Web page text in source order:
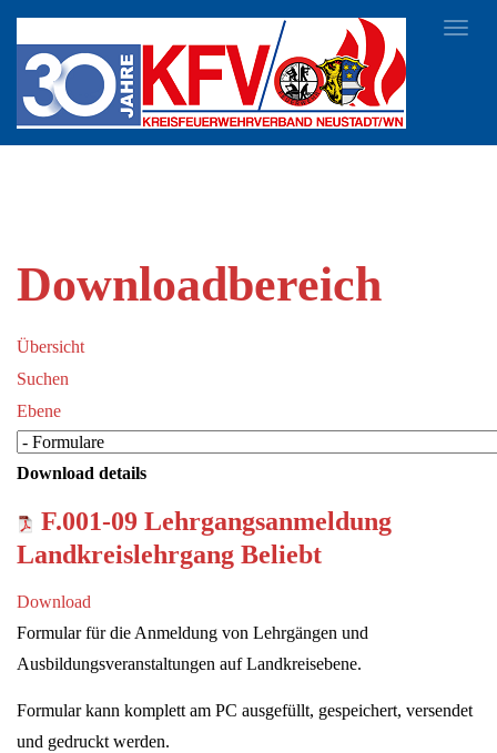
Downloadbereich
Übersicht
Suchen
Ebene
Download details
F.001-09 Lehrgangsanmeldung
Landkreislehrgang Beliebt
Download
Formular für die Anmeldung von Lehrgängen und
Ausbildungsveranstaltungen auf Landkreisebene.
Formular kann komplett am PC ausgefüllt, gespeichert, versendet
und gedruckt werden.